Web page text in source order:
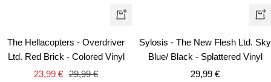
+
Añadir
The Hellacopters - Overdriver
Ltd. Red Brick - Colored Vinyl
Precio
23,99 € Precio
29,99 €
+
Sylosis - The New Flesh Ltd. Sky
Blue/ Black - Splattered Vinyl
Precio
29,99 €